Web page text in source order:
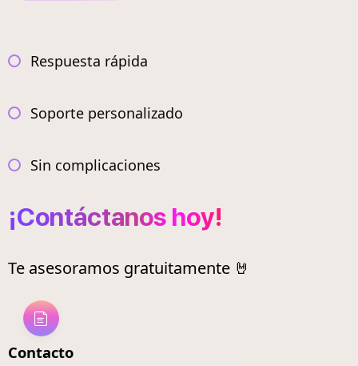
Respuesta rápida
Soporte personalizado
Sin complicaciones
¡Contáctanos hoy!
Te asesoramos gratuitamente 🤘
Contacto